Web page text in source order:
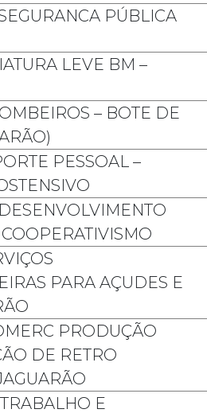
PÚBLICA
LEVE BM –
– BOTE DE
PESSOAL –
PARA AÇUDES E
PRODUÇÃO
DE RETRO
E